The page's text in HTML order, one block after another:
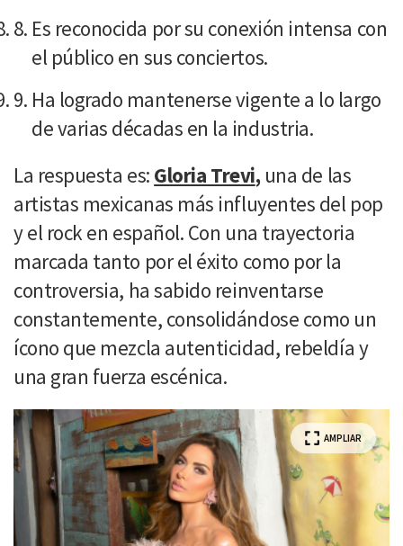
Es reconocida por su conexión intensa con
el público en sus conciertos.
Ha logrado mantenerse vigente a lo largo
de varias décadas en la industria.
La respuesta es: Gloria Trevi, una de las
artistas mexicanas más influyentes del pop
y el rock en español. Con una trayectoria
marcada tanto por el éxito como por la
controversia, ha sabido reinventarse
constantemente, consolidándose como un
ícono que mezcla autenticidad, rebeldía y
una gran fuerza escénica.
AMPLIAR